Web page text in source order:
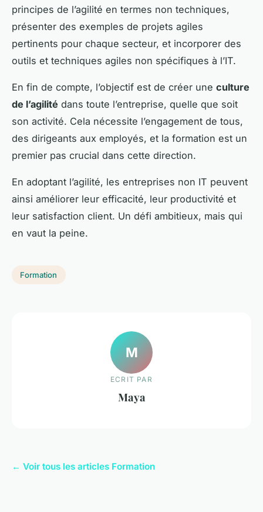
principes de l’agilité en termes non techniques,
présenter des exemples de projets agiles
pertinents pour chaque secteur, et incorporer des
outils et techniques agiles non spécifiques à l’IT.
En fin de compte, l’objectif est de créer une culture
de l’agilité dans toute l’entreprise, quelle que soit
son activité. Cela nécessite l’engagement de tous,
des dirigeants aux employés, et la formation est un
premier pas crucial dans cette direction.
En adoptant l’agilité, les entreprises non IT peuvent
ainsi améliorer leur efficacité, leur productivité et
leur satisfaction client. Un défi ambitieux, mais qui
en vaut la peine.
Formation
M
ECRIT PAR
Maya
← Voir tous les articles Formation